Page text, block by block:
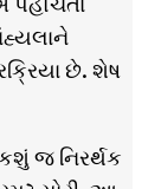
છે. શેષ
જ નિરર્થક